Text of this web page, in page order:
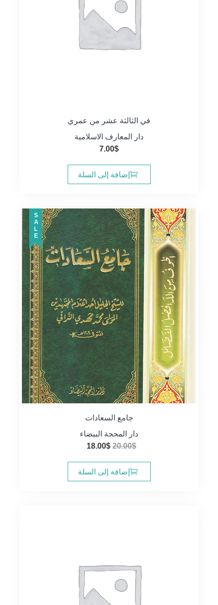
في الثالثة عشر من عمري
دار المعارف الاسلامية
7.00$
إضافة إلى السلة
SALE
جامع السعادات
دار المحجة البيضاء
20.00$
السعر
هو:
20.00$.
18.00$
هو:
18.00$.
إضافة إلى السلة